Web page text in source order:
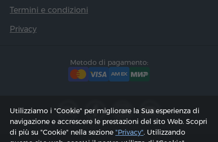
Termini e condizioni
Privacy
Metodo di pagamento:
Utilizziamo i "Cookie" per migliorare la Sua esperienza di
navigazione e accrescere le prestazioni del sito Web. Scopri
di più su "Cookie" nella sezione "Privacy". Utilizzando